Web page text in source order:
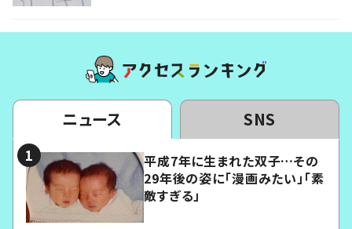
ニュース SNS
平成7年に生まれた双子…その
29年後の姿に「漫画みたい」「素
敵すぎる」